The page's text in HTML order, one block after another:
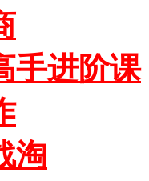
手进阶课
淘